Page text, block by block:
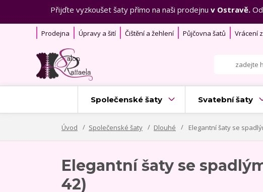
Přijďte vyzkoušet šaty přímo na naši prodejnu v Ostravě.
Prodejna Úpravy a šití Čištění a žehlení Půjčovna šatů Vrácení
Společenské šaty Svatební šaty
Úvod Společenské šaty Dlouhé Elegantní šaty se
Elegantní šaty se
42)